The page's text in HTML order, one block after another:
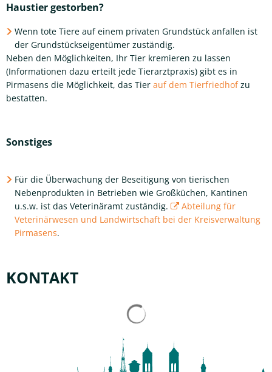
Haustier gestorben?
Wenn tote Tiere auf einem privaten Grundstück anfallen ist
der Grundstückseigentümer zuständig.
Neben den Möglichkeiten, Ihr Tier kremieren zu lassen
(Informationen dazu erteilt jede Tierarztpraxis) gibt es in
Pirmasens die Möglichkeit, das Tier auf dem Tierfriedhofzu
bestatten.
Sonstiges
Für die Überwachung der Beseitigung von tierischen
Nebenprodukten in Betrieben wie Großküchen, Kantinen
u.s.w. ist das Veterinäramt zuständig.
Abteilung für
Veterinärwesen und Landwirtschaft bei der Kreisverwaltung
Pirmasens.
KONTAKT